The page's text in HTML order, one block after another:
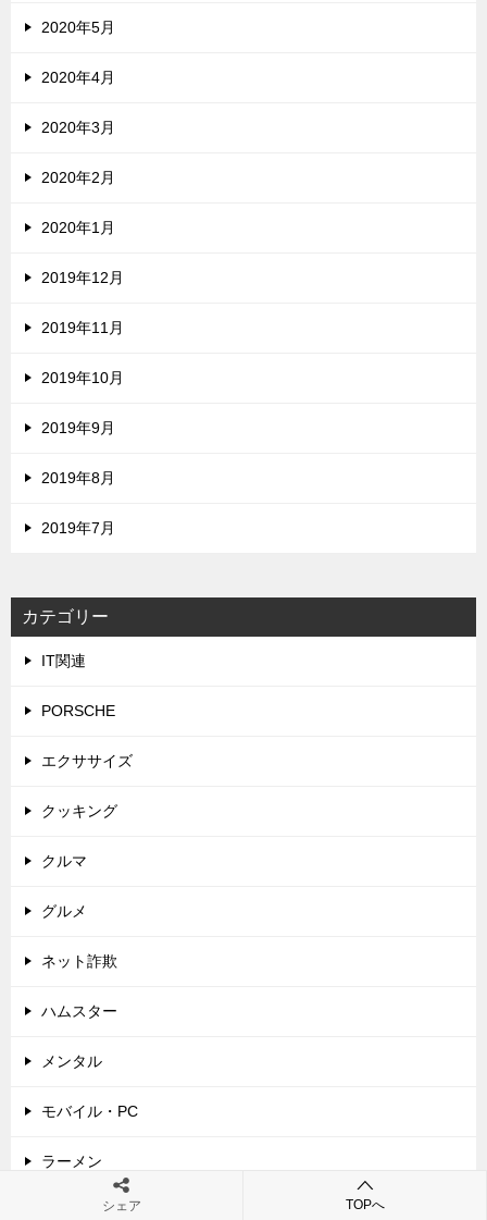
2020年5月
2020年4月
2020年3月
2020年2月
2020年1月
2019年12月
2019年11月
2019年10月
2019年9月
2019年8月
2019年7月
カテゴリー
IT関連
PORSCHE
エクササイズ
クッキング
クルマ
グルメ
ネット詐欺
ハムスター
メンタル
モバイル・PC
ラーメン
シェア TOPへ